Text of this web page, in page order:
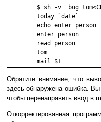
$ sh -v  bug
        today=`date`
        echo enter person
        enter person
        read person
        tom
        mail $1
Обратите внимание, что
здесь обнаружена ошибка.
чтобы перенаправить ввод в
Откорректированная